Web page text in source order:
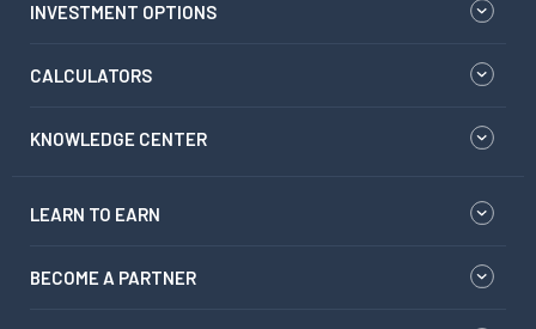
INVESTMENT OPTIONS
CALCULATORS
KNOWLEDGE CENTER
LEARN TO EARN
BECOME A PARTNER